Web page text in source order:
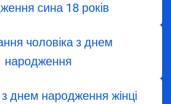
сина 18 років
чоловіка з днем
народження
з днем народження жінці